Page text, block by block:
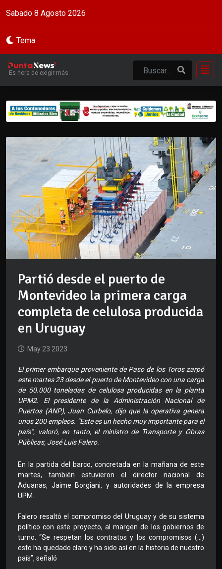
Sabado 8 Agosto 2026
Tema
Es hora de exigir más
Partió desde el puerto de
Montevideo la primera carga
completa de celulosa producida
en Uruguay
May 23 2023
El primer embarque proveniente de Paso de los Toros zarpó
este martes 23 desde el puerto de Montevideo con una carga
de 50.000 toneladas de celulosa producidas en la planta
UPM2. El presidente de la Administración Nacional de
Puertos (ANP), Juan Curbelo, dijo que la operativa genera
unos 200 empleos. “Este es un hecho muy importante para el
país”, valoró, en tanto, el ministro de Transporte y Obras
Públicas, José Luis Falero.
En la partida del barco, concretada en la mañana de este
martes, también estuvieron el director nacional de
Aduanas, Jaime Borgiani, y autoridades de la empresa
UPM.
Falero resaltó el compromiso del Uruguay y de su sistema
político con este proyecto, al margen de los gobiernos de
turno. “Se respetan los contratos y los compromisos (…)
esto ha quedado claro y ha sido así en la historia de nuestro
país”, señaló